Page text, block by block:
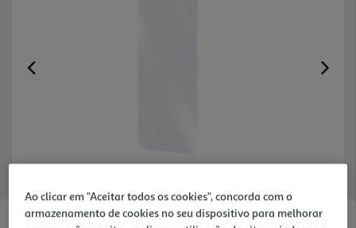
Previous
Ao clicar em "Aceitar todos os cookies", concorda com o
armazenamento de cookies no seu dispositivo para melhorar